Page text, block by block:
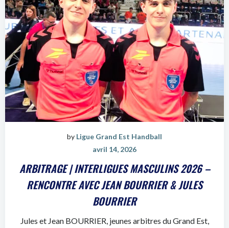
by Ligue Grand Est Handball
avril 14, 2026
ARBITRAGE | INTERLIGUES MASCULINS 2026 –
RENCONTRE AVEC JEAN BOURRIER & JULES
BOURRIER
Jules et Jean BOURRIER, jeunes arbitres du Grand Est,